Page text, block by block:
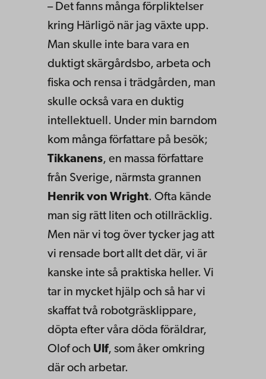
– Det fanns många förpliktelser
kring Härligö när jag växte upp.
Man skulle inte bara vara en
duktigt skärgårdsbo, arbeta och
fiska och rensa i trädgården, man
skulle också vara en duktig
intellektuell. Under min barndom
kom många författare på besök;
Tikkanens, en massa författare
från Sverige, närmsta grannen
Henrik von Wright. Ofta kände
man sig rätt liten och otillräcklig.
Men när vi tog över tycker jag att
vi rensade bort allt det där, vi är
kanske inte så praktiska heller. Vi
tar in mycket hjälp och så har vi
skaffat två robotgräsklippare,
döpta efter våra döda föräldrar,
Olof och Ulf, som åker omkring
där och arbetar.